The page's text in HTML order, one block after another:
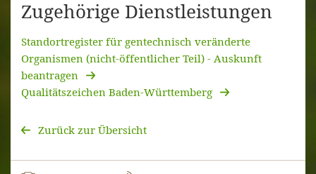
Zugehörige Dienstleistungen
Standortregister für gentechnisch veränderte
Organismen (nicht-öffentlicher Teil) - Auskunft
beantragen
Qualitätszeichen Baden-Württemberg
Zurück zur Übersicht